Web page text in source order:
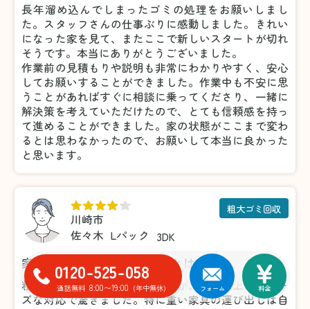
長年溜め込んでしまったゴミの処理をお願いしまし
た。スタッフさんの仕事ぶりに感動しました。きれい
になった家を見て、またここで新しいスタートが切れ
そうです。本当にありがとうございました。
作業前の見積もりや説明も非常にわかりやすく、安心
してお願いすることができました。作業中も不安に思
うことがあればすぐに相談に乗ってくださり、一緒に
解決策を考えていただけたので、とても信頼感を持っ
て進めることができました。家の状態がここまで変わ
るとは思わなかったので、お願いして本当に良かった
と思います。
川崎市
佐々木 Lパック 3DK
粗大ゴミ回収
家具の処分がこんなに楽だとは！
粗大ゴミの処分で利用しましたが、想像以上にスムー
ズな対応で驚きました。特に重い家具の運び出しは自
0120-525-058
通話無料 8:00〜19:00 (年中無休) フォーム 料金